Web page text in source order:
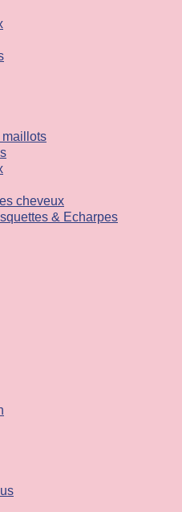
maillots
cheveux
& Echarpes